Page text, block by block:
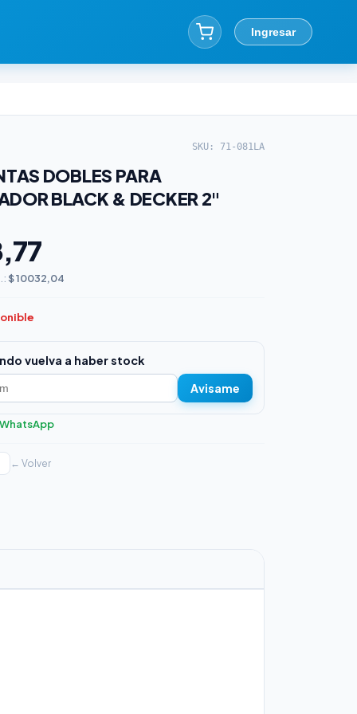
Ingresar
SKU: 71-081LA
DOBLES PARA
BLACK & DECKER 2"
$ 10032,04
vuelva a haber stock
Avisame
← Volver